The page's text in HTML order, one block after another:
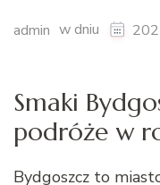
admin w dniu
Smaki
podróże w
Bydgoszcz to